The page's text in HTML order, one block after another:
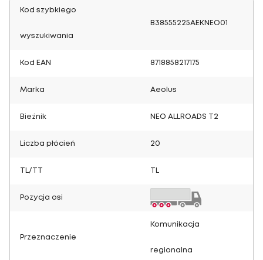
Kod szybkiego
wyszukiwania
B38555225AEKNEO01
Kod EAN 8718858217175
Marka Aeolus
Bieżnik NEO ALLROADS T2
Liczba płócień 20
TL/TT
Pozycja osi
Przeznaczenie
Komunikacja
regionalna